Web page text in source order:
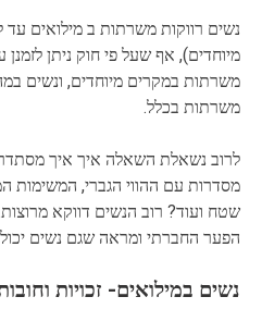
משרתות במקרים מיוחדים, ונשים
משרתות בכלל.
לרוב נשאלת השאלה איך איך
מסדרות עם ההווי הגברי, המשימות
שטח ועוד? רוב הנשים דווקא
הפער החברתי ומראה שגם נשים
נשים במילואים- זכויות